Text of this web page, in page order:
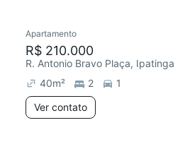
Apartamento
R$ 210.000
R. Antonio Bravo Plaça, Ipatinga
40m² 2
1
Ver contato